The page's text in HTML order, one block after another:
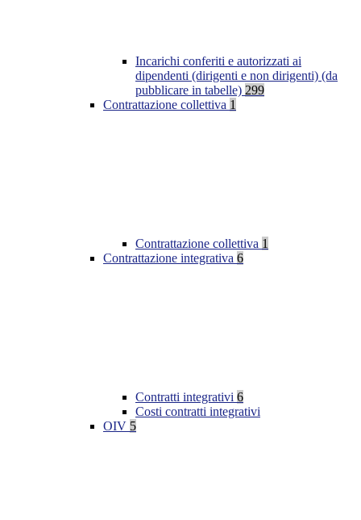
Incarichi conferiti e autorizzati ai
dipendenti (dirigenti e non dirigenti) (da
pubblicare in tabelle) 299
Contrattazione collettiva 1
Contrattazione collettiva 1
Contrattazione integrativa 6
Contratti integrativi 6
Costi contratti integrativi
OIV 5